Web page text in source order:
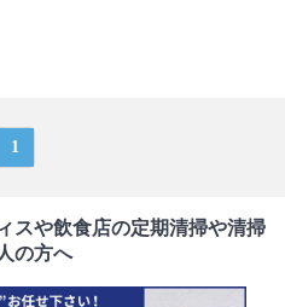
1
スや飲食店の定期清掃や清掃
の方へ